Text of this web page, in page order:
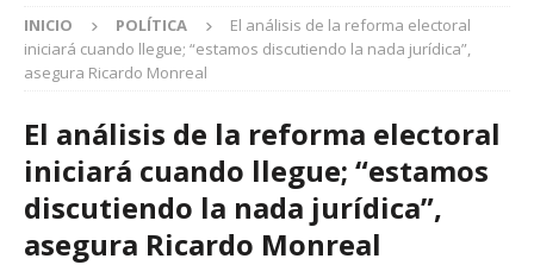
INICIO POLÍTICA
El análisis de la reforma electoral
iniciará cuando llegue; “estamos discutiendo la nada jurídica”,
asegura Ricardo Monreal
El análisis de la reforma electoral
iniciará cuando llegue; “estamos
discutiendo la nada jurídica”,
asegura Ricardo Monreal